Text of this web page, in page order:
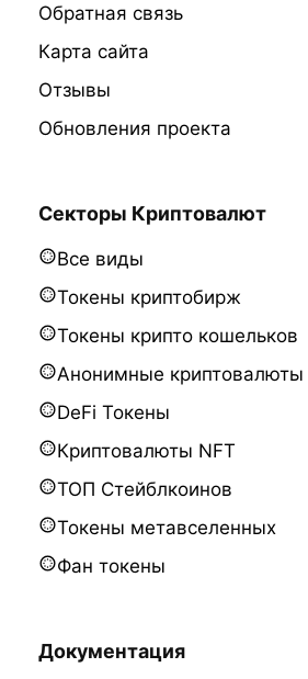
Обратная связь
Карта сайта
Отзывы
Обновления проекта
Секторы Криптовалют
Все виды
Токены криптобирж
Токены крипто кошельков
Анонимные криптовалюты
DeFi Токены
Криптовалюты NFT
ТОП Стейблкоинов
Токены метавселенных
Фан токены
Документация